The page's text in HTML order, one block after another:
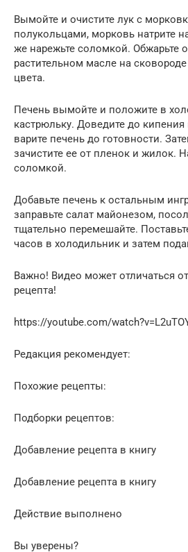
Вымойте и очистите лук с
полукольцами, морковь натрите
же нарежьте соломкой. Обжарьте
растительном масле на
цвета.
Печень вымойте и положите в
кастрюльку. Доведите до кипения
варите печень до готовности.
зачистите ее от пленок и жилок.
соломкой.
Добавьте печень к остальным
заправьте салат майонезом,
тщательно перемешайте.
часов в холодильник и затем
Важно! Видео может отличаться
рецепта!
https://youtube.com/
Редакция рекомендует:
Похожие рецепты:
Подборки рецептов:
Добавление рецепта в книгу
Добавление рецепта в книгу
Действие выполнено
Вы уверены?